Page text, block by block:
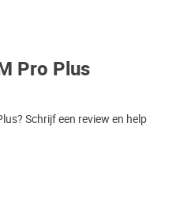
Pro Plus
Schrijf een review en help